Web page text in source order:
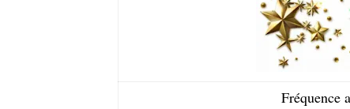
Fréquence